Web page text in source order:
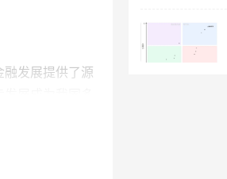
发展提供了源
、布局机构资